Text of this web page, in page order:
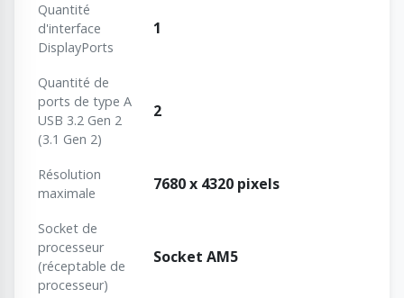
Quantité
d'interface
DisplayPorts
1
Quantité de
ports de type A
USB 3.2 Gen 2
(3.1 Gen 2)
2
Résolution
maximale
7680 x 4320 pixels
Socket de
processeur
(réceptable de
processeur)
Socket AM5